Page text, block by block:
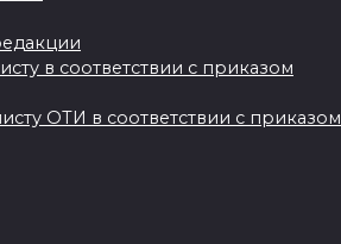
в соответствии с приказом
ОТИ в соответствии с приказом